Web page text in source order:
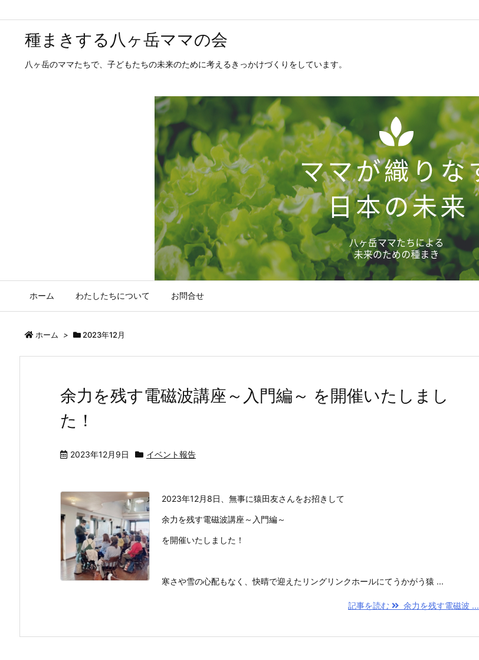
種まきする八ヶ岳ママの会
八ヶ岳のママたちで、子どもたちの未来のために考えるきっかけづくりをしています。
ホーム わたしたちについて お問合せ
ホーム > 2023年12月
余力を残す電磁波講座～入門編～ を開催いたしまし
た！
2023年12月9日 イベント報告
2023年12月8日、無事に猿田友さんをお招きして
余力を残す電磁波講座～入門編～
を開催いたしました！
寒さや雪の心配もなく、快晴で迎えたリングリンクホールにてうかがう猿 ...
記事を読む 余力を残す電磁波 ...